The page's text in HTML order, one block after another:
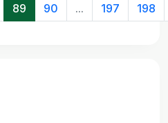
89 90 ... 197 198